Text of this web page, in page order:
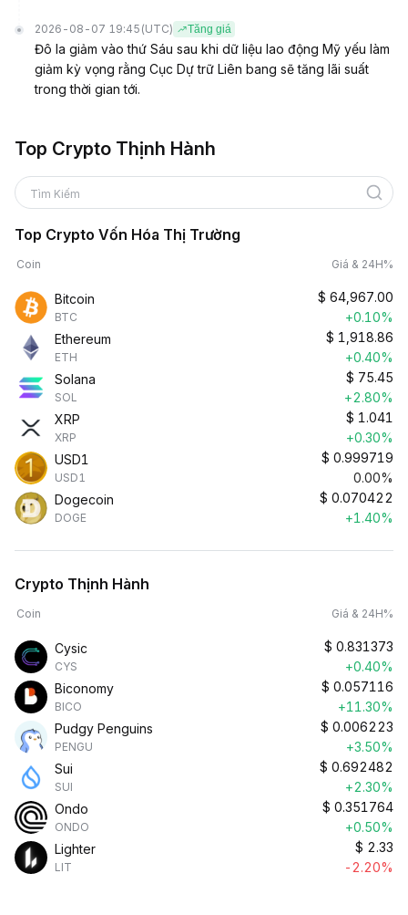
2026-08-07 19:45 (UTC) Tăng giá
Đô la giảm vào thứ Sáu sau khi dữ liệu lao động Mỹ yếu làm
giảm kỳ vọng rằng Cục Dự trữ Liên bang sẽ tăng lãi suất
trong thời gian tới.
Top Crypto Thịnh Hành
Tìm Kiếm
Top Crypto Vốn Hóa Thị Trường
Coin Giá & 24H%
Bitcoin
BTC
$ 64,967.00
+0.10%
Ethereum
ETH
$ 1,918.86
+0.40%
Solana
SOL
$ 75.45
+2.80%
XRP
XRP
$ 1.041
+0.30%
USD1
USD1
$ 0.999719
0.00%
Dogecoin
DOGE
$ 0.070422
+1.40%
Crypto Thịnh Hành
Coin Giá & 24H%
Cysic
CYS
$ 0.831373
+0.40%
Biconomy
BICO
$ 0.057116
+11.30%
Pudgy Penguins
PENGU
$ 0.006223
+3.50%
Sui
SUI
$ 0.692482
+2.30%
Ondo
ONDO
$ 0.351764
+0.50%
Lighter
LIT
$ 2.33
-2.20%